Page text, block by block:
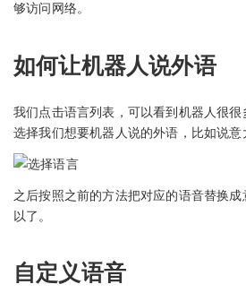
够访问网络。
如何让机器人说外语
我们点击语言列表，可以看到机器人很
选择我们想要机器人说的外语，比如说意
之后按照之前的方法把对应的语音替换
以了。
自定义语音